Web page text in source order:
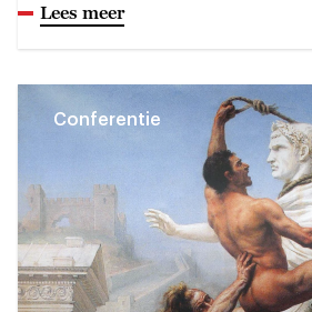
Lees meer
Conferentie